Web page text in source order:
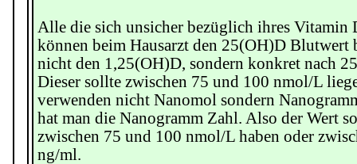
Alle die sich unsicher bezüglich ihres Vitamin
können beim Hausarzt den 25(OH)D Blutwert
nicht den 1,25(OH)D, sondern konkret nach
Dieser sollte zwischen 75 und 100 nmol/L
verwenden nicht Nanomol sondern
hat man die Nanogramm Zahl. Also der Wert
zwischen 75 und 100 nmol/L haben oder
ng/ml.